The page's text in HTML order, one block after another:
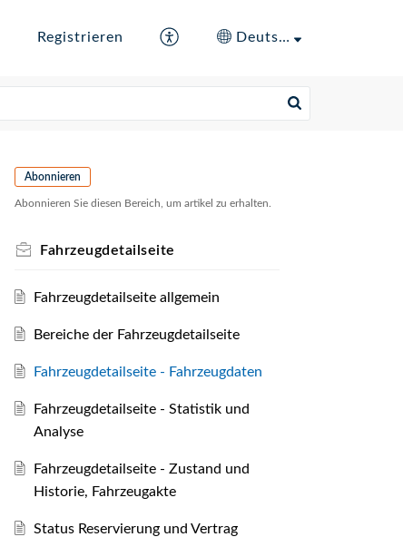
Registrieren Deutsch
Abonnieren
Abonnieren Sie diesen Bereich, um artikel zu erhalten.
Fahrzeugdetailseite
Fahrzeugdetailseite allgemein
Bereiche der Fahrzeugdetailseite
Fahrzeugdetailseite - Fahrzeugdaten
Fahrzeugdetailseite - Statistik und
Analyse
Fahrzeugdetailseite - Zustand und
Historie, Fahrzeugakte
Status Reservierung und Vertrag